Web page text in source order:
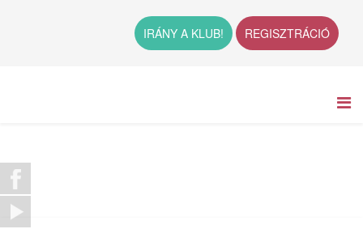
IRÁNY A KLUB! REGISZTRÁCIÓ